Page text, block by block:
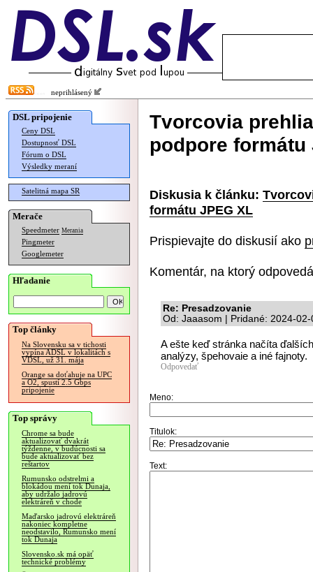
neprihlásený
DSL pripojenie
Ceny DSL
Dostupnosť DSL
Fórum o DSL
Výsledky meraní
Satelitná mapa SR
Merače
Speedmeter Merania
Pingmeter
Googlemeter
Hľadanie
Top články
Na Slovensku sa v tichosti
vypína ADSL v lokalitách s
VDSL, už 31. mája
Orange sa doťahuje na UPC
a O2, spustí 2.5 Gbps
pripojenie
Top správy
Chrome sa bude
aktualizovať dvakrát
týždenne, v budúcnosti sa
bude aktualizovať bez
reštartov
Rumunsko odstrelmi a
blokádou mení tok Dunaja,
aby udržalo jadrovú
elektráreň v chode
Maďarsko jadrovú elektráreň
nakoniec kompletne
neodstavilo, Rumunsko mení
tok Dunaja
Slovensko.sk má opäť
technické problémy
Tvorcovia
podpore formátu
Diskusia k článku:
formátu JPEG XL
Prispievajte do diskusií ako
Komentár, na ktorý
Re: Presadzovanie
Od: Jaaasom | Pridané: 2024-
A ešte keď stránka načíta
analýzy, špehovaie a iné fajnoty.
Odpovedať
Meno:
Titulok:
Text: